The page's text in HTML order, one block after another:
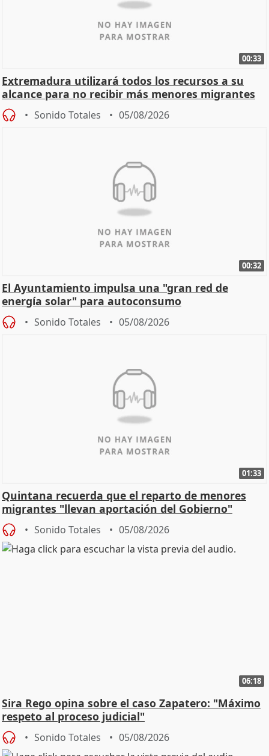
00:33
Extremadura utilizará todos los recursos a su
alcance para no recibir más menores migrantes
Sonido Totales 05/08/2026
00:32
El Ayuntamiento impulsa una "gran red de
energía solar" para autoconsumo
Sonido Totales 05/08/2026
01:33
Quintana recuerda que el reparto de menores
migrantes "llevan aportación del Gobierno"
central
Sonido Totales 05/08/2026
06:18
Sira Rego opina sobre el caso Zapatero: "Máximo
respeto al proceso judicial"
Sonido Totales 05/08/2026